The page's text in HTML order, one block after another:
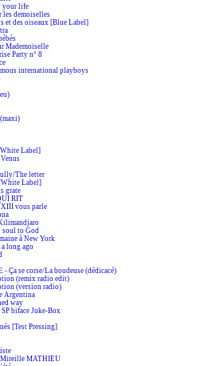
your life
les demoiselles
et des oiseaux [Blue Label]
Mademoiselle
Party n° 8
international playboys
Label]
The letter
Label]
grate
RIT
vous parle
soul to God
à New York
long ago
Ça se corse/La boudeuse (dédicacé)
(remix radio edit)
(version radio)
Argentina
way
biface Juke-Box
[Test Pressing]
Mireille MATHIEU